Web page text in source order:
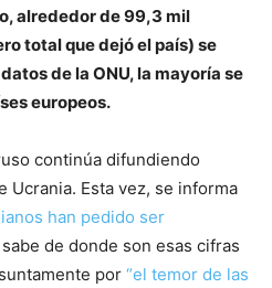
alrededor de 99,3 mil
total que dejó el país) se
de la ONU, la mayoría se
europeos.
continúa difundiendo
Ucrania. Esta vez, se informa
han pedido ser
de donde son esas cifras
por “el temor de las